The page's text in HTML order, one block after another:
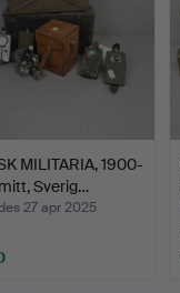
MILITARIA, 1900-
Sverig…
27 apr 2025